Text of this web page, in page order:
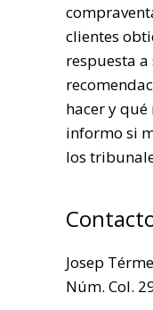
clientes
respuesta
hacer y qué
informo si
los
Josep
Núm. Col.